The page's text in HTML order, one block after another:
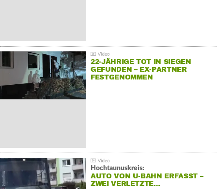
22-JÄHRIGE TOT IN SIEGEN
GEFUNDEN – EX-PARTNER
FESTGENOMMEN
Hochtaunuskreis:
AUTO VON U-BAHN ERFASST –
ZWEI VERLETZTE…